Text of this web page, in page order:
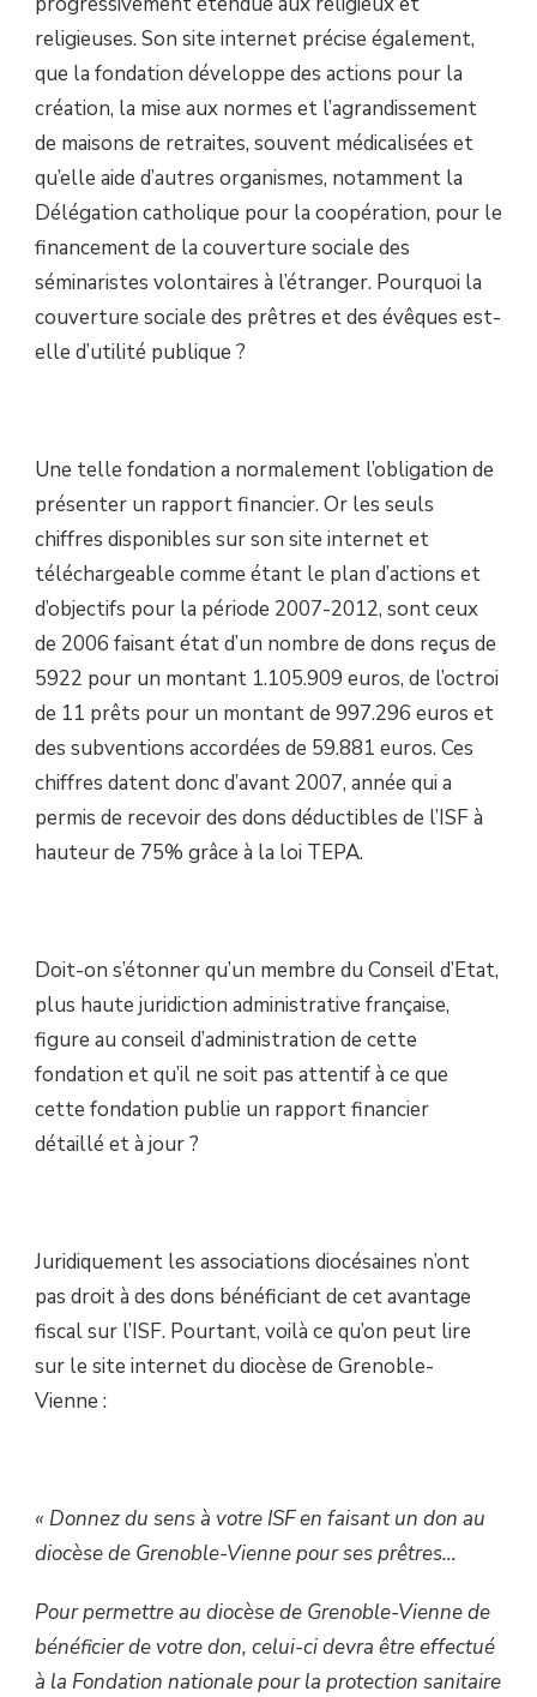
religieuses. Son site internet précise également,
que la fondation développe des actions pour la
création, la mise aux normes et l’agrandissement
de maisons de retraites, souvent médicalisées et
qu’elle aide d’autres organismes, notamment la
Délégation catholique pour la coopération, pour le
financement de la couverture sociale des
séminaristes volontaires à l’étranger. Pourquoi la
couverture sociale des prêtres et des évêques est-
elle d’utilité publique ?
Une telle fondation a normalement l’obligation de
présenter un rapport financier. Or les seuls
chiffres disponibles sur son site internet et
téléchargeable comme étant le plan d’actions et
d’objectifs pour la période 2007-2012, sont ceux
de 2006 faisant état d’un nombre de dons reçus de
5922 pour un montant 1.105.909 euros, de l’octroi
de 11 prêts pour un montant de 997.296 euros et
des subventions accordées de 59.881 euros. Ces
chiffres datent donc d’avant 2007, année qui a
permis de recevoir des dons déductibles de l’ISF à
hauteur de 75% grâce à la loi TEPA.
Doit-on s’étonner qu’un membre du Conseil d’Etat,
plus haute juridiction administrative française,
figure au conseil d’administration de cette
fondation et qu’il ne soit pas attentif à ce que
cette fondation publie un rapport financier
détaillé et à jour ?
Juridiquement les associations diocésaines n’ont
pas droit à des dons bénéficiant de cet avantage
fiscal sur l’ISF. Pourtant, voilà ce qu’on peut lire
sur le site internet du diocèse de Grenoble-
Vienne :
« Donnez du sens à votre ISF en faisant un don au
diocèse de Grenoble-Vienne pour ses prêtres…
Pour permettre au diocèse de Grenoble-Vienne de
bénéficier de votre don, celui-ci devra être effectué
à la Fondation nationale pour la protection sanitaire